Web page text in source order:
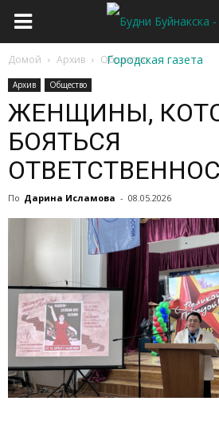
Домой Архив Общество
Архив Общество
ЖЕНЩИНЫ,
БОЯТЬСЯ
По Дарина Исламова - 08.05.2026